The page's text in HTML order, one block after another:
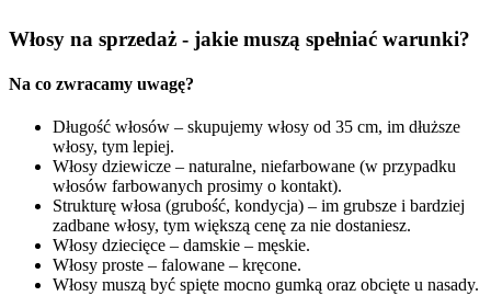
Włosy na sprzedaż - jakie muszą spełniać warunki?
Na co zwracamy uwagę?
Długość włosów – skupujemy włosy od 35 cm, im dłuższe
włosy, tym lepiej.
Włosy dziewicze – naturalne, niefarbowane (w przypadku
włosów farbowanych prosimy o kontakt).
Strukturę włosa (grubość, kondycja) – im grubsze i bardziej
zadbane włosy, tym większą cenę za nie dostaniesz.
Włosy dziecięce – damskie – męskie.
Włosy proste – falowane – kręcone.
Włosy muszą być spięte mocno gumką oraz obcięte u nasady.